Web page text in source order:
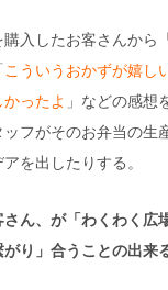
入したお客さんから
こういうおかずが嬉し
ったよ 」などの感想
フがそのお弁当の生
を出したりする。
ん、が「わくわく広
り」合うことの出来